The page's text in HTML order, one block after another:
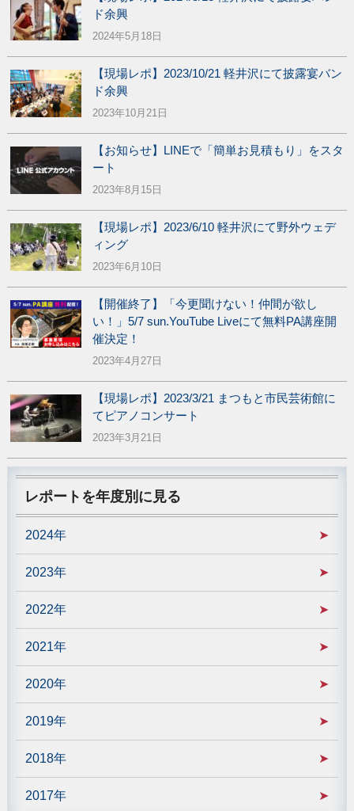
ド余興
2024年5月18日
【現場レポ】2023/10/21 軽井沢にて披露宴バン
ド余興
2023年10月21日
【お知らせ】LINEで「簡単お見積もり」をスタ
ート
2023年8月15日
【現場レポ】2023/6/10 軽井沢にて野外ウェデ
ィング
2023年6月10日
【開催終了】「今更聞けない！仲間が欲し
い！」5/7 sun.YouTube Liveにて無料PA講座開
催決定！
2023年4月27日
【現場レポ】2023/3/21 まつもと市民芸術館に
てピアノコンサート
2023年3月21日
レポートを年度別に見る
2024年
2023年
2022年
2021年
2020年
2019年
2018年
2017年